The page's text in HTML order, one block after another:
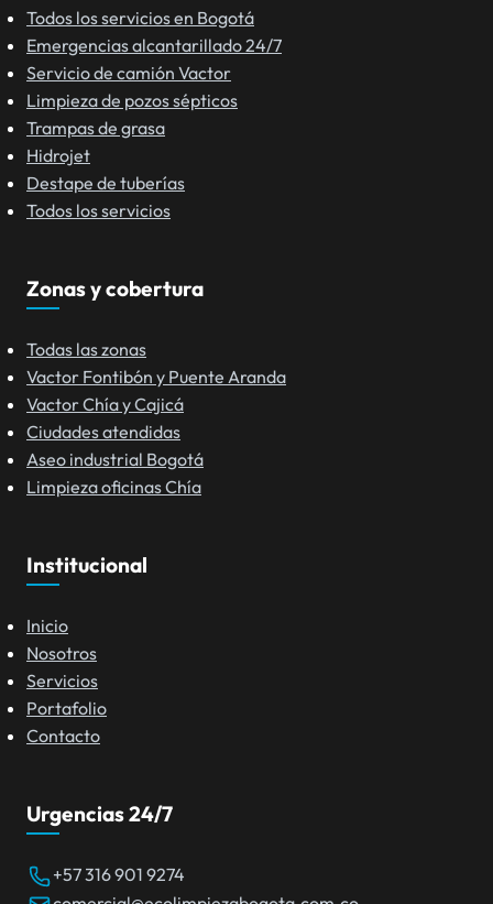
Todos los servicios en Bogotá
Emergencias alcantarillado 24/7
Servicio de camión Vactor
Limpieza de pozos sépticos
Trampas de grasa
Hidrojet
Destape de tuberías
Todos los servicios
Zonas y cobertura
Todas las zonas
Vactor Fontibón y Puente Aranda
Vactor Chía y Cajicá
Ciudades atendidas
Aseo industrial Bogotá
Limpieza oficinas Chía
Institucional
Inicio
Nosotros
Servicios
Portafolio
Contacto
Urgencias 24/7
+57 316 901 9274